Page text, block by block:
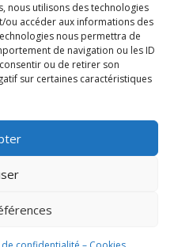
nous utilisons des technologies
ou accéder aux informations des
nous permettra de
de navigation ou les ID
ou de retirer son
sur certaines caractéristiques